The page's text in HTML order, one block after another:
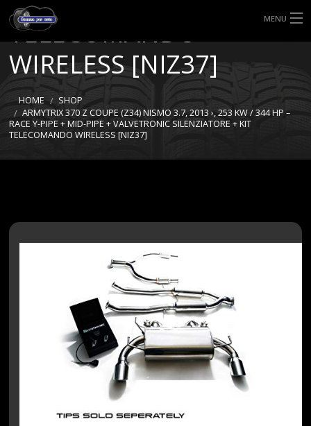
MENU
HOME
TIPI DI GOMME
MISURE GOMME
TELECOMANDO
WIRELESS [NIZ37]
HOME
SHOP
ARMYTRIX 370 Z COUPE (Z34) NISMO 3.7, 2013 ›, 253 KW / 344 HP –
RACE Y-PIPE + MID-PIPE + VALVETRONIC SILENZIATORE + KIT
TELECOMANDO WIRELESS [NIZ37]